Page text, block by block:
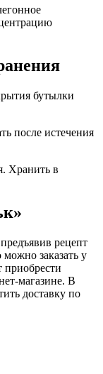
бутылки
после истечения
Хранить в
рецепт
можно заказать у
приобрести
магазине. В
доставку по